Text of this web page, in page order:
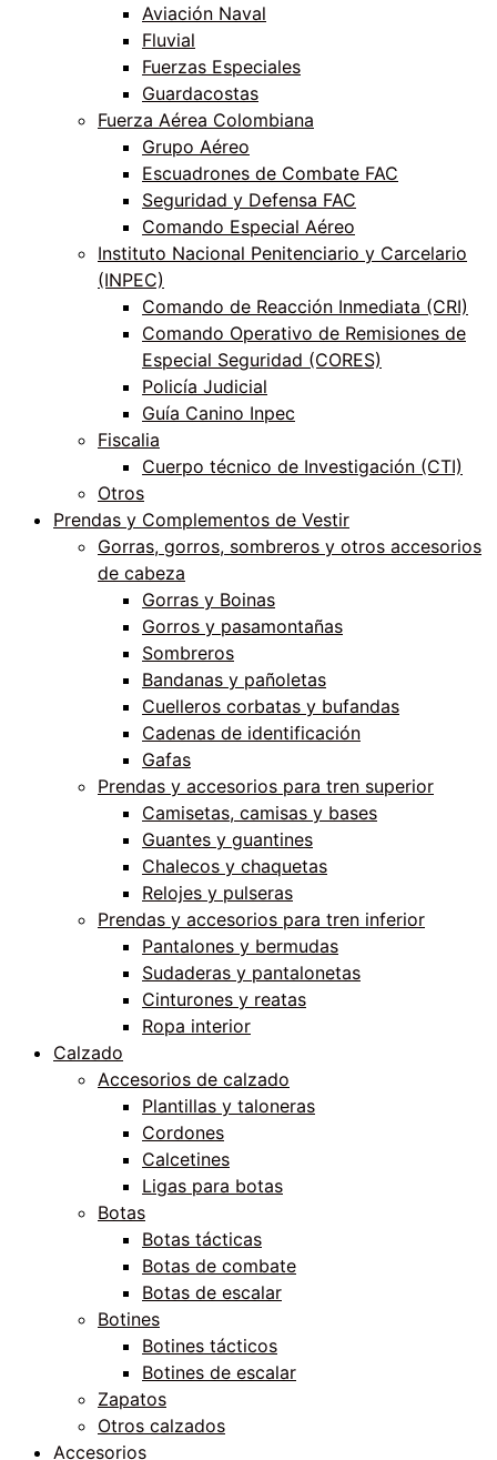
Aviación Naval
Fluvial
Fuerzas Especiales
Guardacostas
Fuerza Aérea Colombiana
Grupo Aéreo
Escuadrones de Combate FAC
Seguridad y Defensa FAC
Comando Especial Aéreo
Instituto Nacional Penitenciario y Carcelario
(INPEC)
Comando de Reacción Inmediata (CRI)
Comando Operativo de Remisiones de
Especial Seguridad (CORES)
Policía Judicial
Guía Canino Inpec
Fiscalia
Cuerpo técnico de Investigación (CTI)
Otros
Prendas y Complementos de Vestir
Gorras, gorros, sombreros y otros accesorios
de cabeza
Gorras y Boinas
Gorros y pasamontañas
Sombreros
Bandanas y pañoletas
Cuelleros corbatas y bufandas
Cadenas de identificación
Gafas
Prendas y accesorios para tren superior
Camisetas, camisas y bases
Guantes y guantines
Chalecos y chaquetas
Relojes y pulseras
Prendas y accesorios para tren inferior
Pantalones y bermudas
Sudaderas y pantalonetas
Cinturones y reatas
Ropa interior
Calzado
Accesorios de calzado
Plantillas y taloneras
Cordones
Calcetines
Ligas para botas
Botas
Botas tácticas
Botas de combate
Botas de escalar
Botines
Botines tácticos
Botines de escalar
Zapatos
Otros calzados
Accesorios